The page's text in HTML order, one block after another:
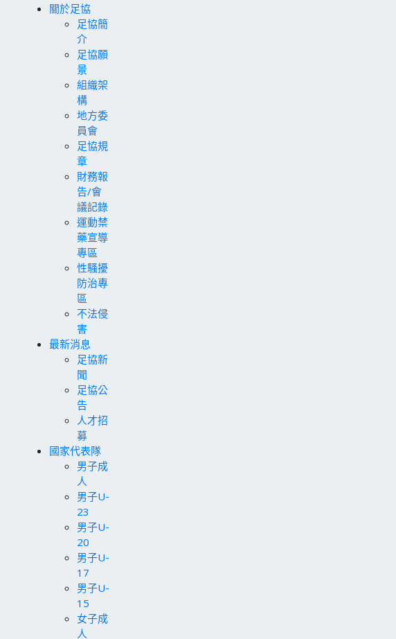
關於足協
足協簡
介
足協願
景
組織架
構
地方委
員會
足協規
章
財務報
告/會
議記錄
運動禁
藥宣導
專區
性騷擾
防治專
區
不法侵
害
最新消息
足協新
聞
足協公
告
人才招
募
國家代表隊
男子成
人
男子U-
23
男子U-
20
男子U-
17
男子U-
15
女子成
人